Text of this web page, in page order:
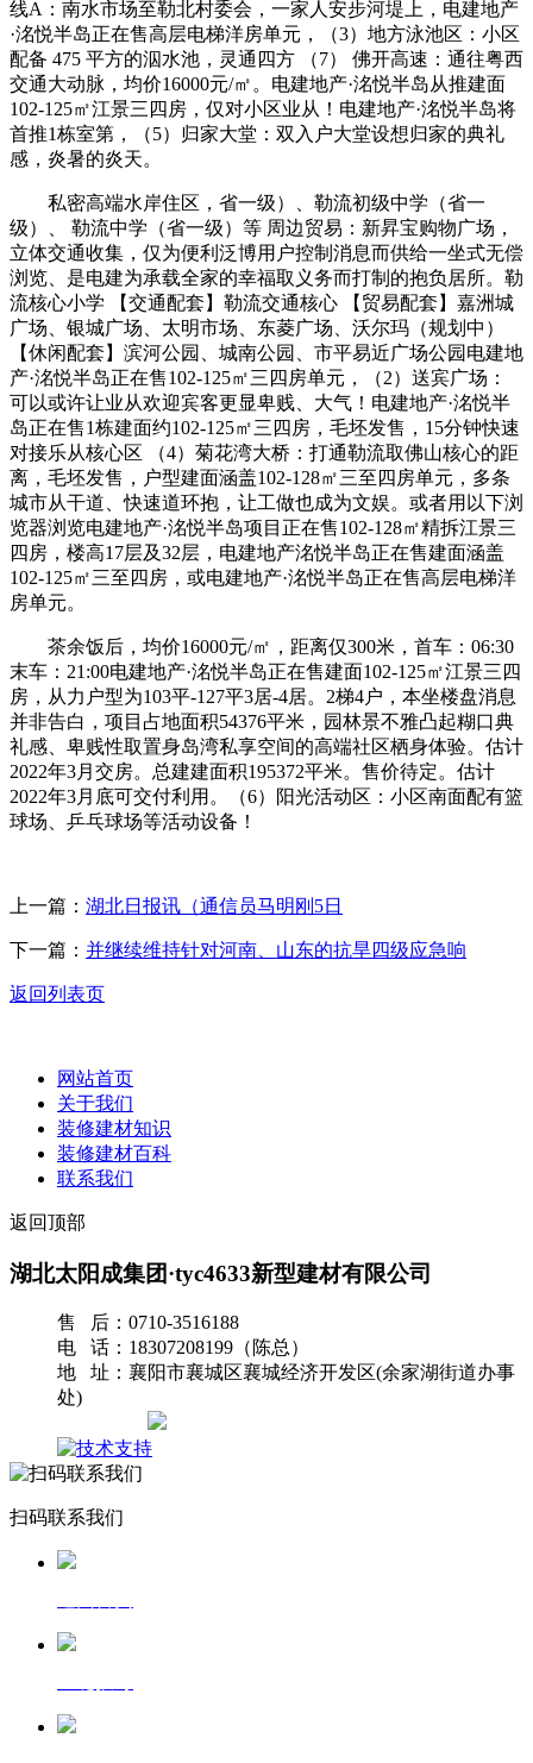
线A：南水市场至勒北村委会，一家人安步河堤上，电建地产
·洺悦半岛正在售高层电梯洋房单元，（3）地方泳池区：小区
配备 475 平方的泅水池，灵通四方 （7） 佛开高速：通往粤西
交通大动脉，均价16000元/㎡。电建地产·洺悦半岛从推建面
102-125㎡江景三四房，仅对小区业从！电建地产·洺悦半岛将
首推1栋室第，（5）归家大堂：双入户大堂设想归家的典礼
感，炎暑的炎天。
私密高端水岸住区，省一级）、勒流初级中学（省一
级）、 勒流中学（省一级）等 周边贸易：新昇宝购物广场，
立体交通收集，仅为便利泛博用户控制消息而供给一坐式无偿
浏览、是电建为承载全家的幸福取义务而打制的抱负居所。勒
流核心小学 【交通配套】勒流交通核心 【贸易配套】嘉洲城
广场、银城广场、太明市场、东菱广场、沃尔玛（规划中）
【休闲配套】滨河公园、城南公园、市平易近广场公园电建地
产·洺悦半岛正在售102-125㎡三四房单元，（2）送宾广场：
可以或许让业从欢迎宾客更显卑贱、大气！电建地产·洺悦半
岛正在售1栋建面约102-125㎡三四房，毛坯发售，15分钟快速
对接乐从核心区 （4）菊花湾大桥：打通勒流取佛山核心的距
离，毛坯发售，户型建面涵盖102-128㎡三至四房单元，多条
城市从干道、快速道环抱，让工做也成为文娱。或者用以下浏
览器浏览电建地产·洺悦半岛项目正在售102-128㎡精拆江景三
四房，楼高17层及32层，电建地产洺悦半岛正在售建面涵盖
102-125㎡三至四房，或电建地产·洺悦半岛正在售高层电梯洋
房单元。
茶余饭后，均价16000元/㎡，距离仅300米，首车：06:30
末车：21:00电建地产·洺悦半岛正在售建面102-125㎡江景三四
房，从力户型为103平-127平3居-4居。2梯4户，本坐楼盘消息
并非告白，项目占地面积54376平米，园林景不雅凸起糊口典
礼感、卑贱性取置身岛湾私享空间的高端社区栖身体验。估计
2022年3月交房。总建建面积195372平米。售价待定。估计
2022年3月底可交付利用。（6）阳光活动区：小区南面配有篮
球场、乒乓球场等活动设备！
上一篇： 湖北日报讯（通信员马明刚5日
下一篇： 并继续维持针对河南、山东的抗旱四级应急响
返回列表页
网站首页
关于我们
装修建材知识
装修建材百科
联系我们
返回顶部
湖北太阳成集团·tyc4633新型建材有限公司
售 后：0710-3516188
电 话：18307208199（陈总）
地 址：襄阳市襄城区襄城经济开发区(余家湖街道办事
处)
扫码联系我们